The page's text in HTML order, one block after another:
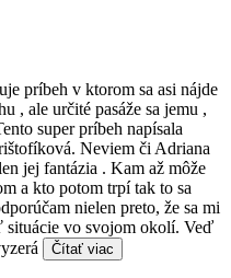
príbeh v ktorom sa asi nájde
, ale určité pasáže sa jemu ,
super príbeh napísala
Neviem či Adriana
jej fantázia . Kam až môže
a kto potom trpí tak to sa
nielen preto, že sa mi
situácie vo svojom okolí. Veď
Čítať viac